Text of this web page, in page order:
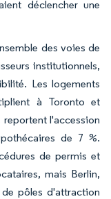
déclencher une
des voies de
institutionnels,
Les logements
à Toronto et
reportent l'accession
de 7 %.
de permis et
mais Berlin,
pôles d'attraction